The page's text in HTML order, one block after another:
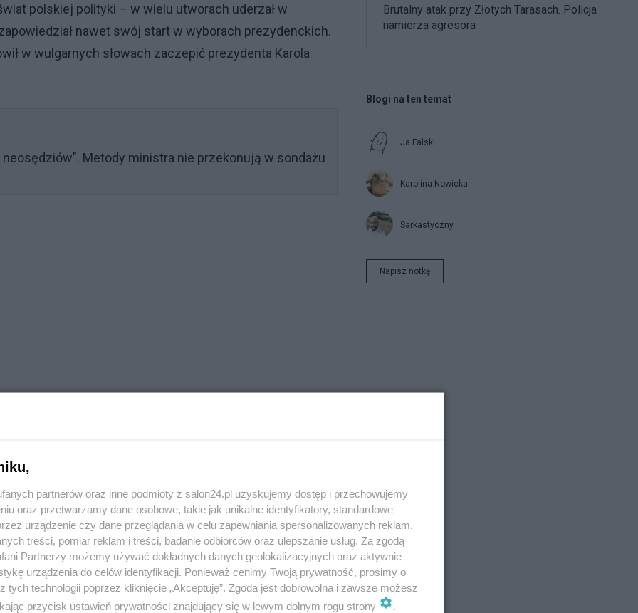
polskiej polityki – w wielu utworach uderzał w
nawet swój start w wyborach prezydenckich.
w wulgarnych słowach zaczepić prezydenta Karola
Metody ministra nie przekonują w sondażu
Brutalny atak przy Złotych Tarasach. Policja
namierza agresora
Blogi na ten temat
Ja Falski
Karolina Nowicka
Sarkastyczny
Napisz notkę
partnerów oraz inne podmioty z salon24.pl uzyskujemy dostęp i przechowujemy
oraz przetwarzamy dane osobowe, takie jak unikalne identyfikatory, standardowe
urządzenie czy dane przeglądania w celu zapewniania spersonalizowanych reklam,
treści, pomiar reklam i treści, badanie odbiorców oraz ulepszanie usług. Za zgodą
Partnerzy możemy używać dokładnych danych geolokalizacyjnych oraz aktywnie
urządzenia do celów identyfikacji. Ponieważ cenimy Twoją prywatność, prosimy o
tych technologii poprzez kliknięcie „Akceptuję”. Zgoda jest dobrowolna i zawsze możesz
przycisk ustawień prywatności znajdujący się w lewym dolnym rogu strony
.